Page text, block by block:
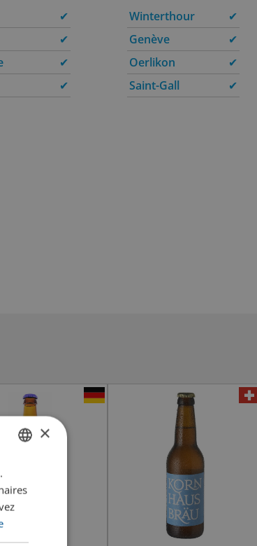
✔
✔
✔
✔
Winterthour
✔
Genève
✔
Oerlikon
✔
Saint-Gall
✔
FRENCH
×